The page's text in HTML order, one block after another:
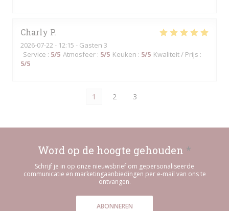
Charly P
2026-07-22 - 12:15 - Gasten 3
Service : 5/5 Atmosfeer : 5/5 Keuken : 5/5 Kwaliteit / Prijs :
5/5
1 2 3
Word op de hoogte gehouden *
Schrijf je in op onze nieuwsbrief om gepersonaliseerde
communicatie en marketingaanbiedingen per e-mail van ons te
ontvangen.
ABONNEREN